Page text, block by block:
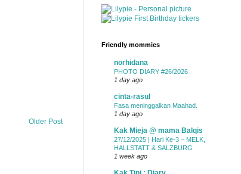
Older Post
Friendly mommies
norhidana
PHOTO DIARY #26/2026
1 day ago
cinta-rasul
Fasa meninggalkan Maahad.
1 day ago
Kak Mieja @ mama Balqis
27/12/2025 | Hari Ke-3 ~ MELK,
HALLSTATT & SALZBURG
1 week ago